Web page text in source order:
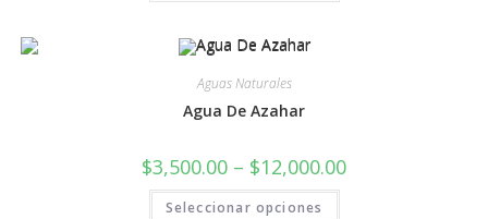
Aguas Naturales
Agua De Azahar
$3,500.00 – $12,000.00
Seleccionar opciones